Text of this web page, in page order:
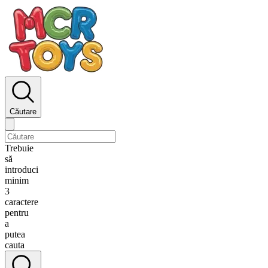
Căutare
Trebuie
să
introduci
minim
3
caractere
pentru
a
putea
cauta